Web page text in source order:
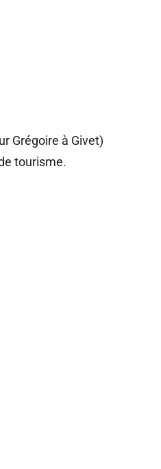
Grégoire à Givet)
tourisme.